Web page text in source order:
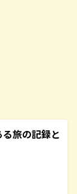
旅の記録と